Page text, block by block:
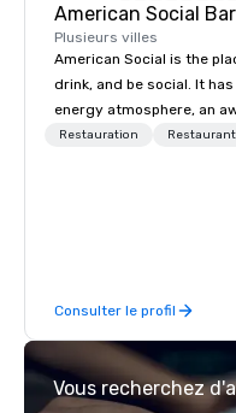
Plusieurs villes
American Social is the
drink, and be social. It
energy atmosphere, an
winning menu, live
a good time.
Restauration
Consulter le profil
Vous recherchez